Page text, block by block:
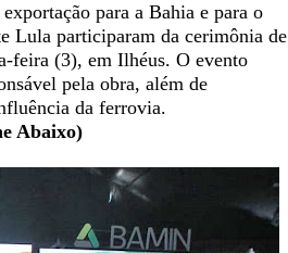
para a Bahia e para o
Lula participaram da cerimônia de
feira (3), em Ilhéus. O evento
pela obra, além de
da ferrovia.
Abaixo)